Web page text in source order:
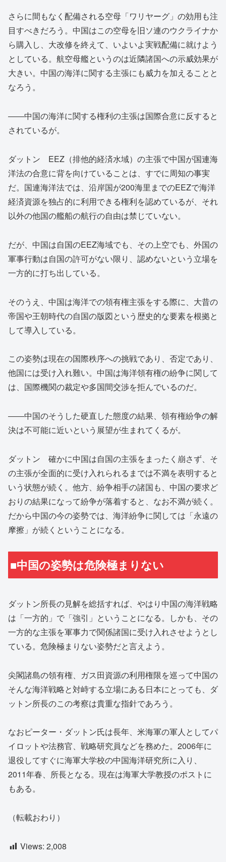
さらに間もなく配備される空母「ワリヤーグ」の効用も注
目すべきだろう。中国はこの空母を旧ソ連のウクライナか
ら購入し、大改修を終えて、いよいよ実戦配備に就けよう
としている。航空母艦というのは近隣諸国への示威効果が
大きい。中国の海洋に関する主張にも威力を加えることと
なろう。
――中国の海洋に関する権利の主張は国際合意に反すると
されているが。
ダットン EEZ（排他的経済水域）の主張で中国が国連海
洋法の合意に背を向けていることは、すでに周知の事実
だ。国連海洋法では、沿岸国が200海里までのEEZで海洋
経済資源を独占的に利用できる権利を認めているが、それ
以外の他国の艦船の航行の自由は禁じていない。
だが、中国は自国のEEZ海域でも、その上空でも、外国の
軍事行動は自国の許可がない限り、認めないという立場を
一方的に打ち出している。
そのうえ、中国は海洋での領有権主張をする際に、大昔の
帝国や王朝時代の自国の版図という歴史的な要素を根拠と
して導入している。
この姿勢は現在の国際秩序への挑戦であり、否定であり、
他国には受け入れ難い。中国は海洋領有権の紛争に関して
は、国際機関の裁定や多国間交渉を拒んでいるのだ。
――中国のそうした硬直した態度の結果、領有権紛争の解
決は不可能に近いという展望が生まれてくるが。
ダットン 確かに中国は自国の主張をまったく崩さず、そ
の主張が全面的に受け入れられるまでは不満を表明すると
いう状態が続く。他方、紛争相手の諸国も、中国の要求ど
おりの結果になって紛争が落着すると、なお不満が続く。
だから中国の今の姿勢では、海洋紛争に関しては「永遠の
摩擦」が続くということになる。
■中国の姿勢は危険極まりない
ダットン所長の見解を総括すれば、やはり中国の海洋戦略
は「一方的」で「強引」ということになる。しかも、その
一方的な主張を軍事力で関係諸国に受け入れさせようとし
ている。危険極まりない姿勢だと言えよう。
尖閣諸島の領有権、ガス田資源の利用権限を巡って中国の
そんな海洋戦略と対峙する立場にある日本にとっても、ダ
ットン所長のこの考察は貴重な指針であろう。
なおピーター・ダットン氏は長年、米海軍の軍人としてパ
イロットや法務官、戦略研究員などを務めた。2006年に
退役してすぐに海軍大学校の中国海洋研究所に入り、
2011年春、所長となる。現在は海軍大学教授のポストに
もある。
（転載おわり）
Views: 2,008